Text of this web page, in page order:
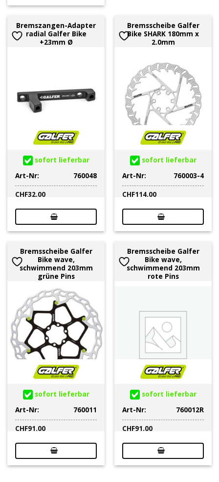
Bremszangen-Adapter
radial Galfer Bike
+23mm Ø
sofort lieferbar
Art-Nr:
760048
CHF32.00
Bremsscheibe Galfer
Bike SHARK 180mm x
2.0mm
sofort lieferbar
Art-Nr:
760003-4
CHF114.00
Bremsscheibe Galfer
Bike wave,
schwimmend 203mm
grüne Pins
sofort lieferbar
Art-Nr:
760011
CHF91.00
Bremsscheibe Galfer
Bike wave,
schwimmend 203mm
rote Pins
sofort lieferbar
Art-Nr:
760012R
CHF91.00